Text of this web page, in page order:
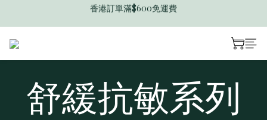
香港訂單滿$600免運費
舒緩抗敏系列